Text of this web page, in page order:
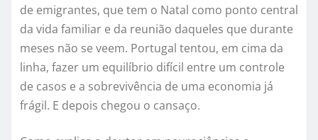
de emigrantes, que tem o Natal como ponto central
da vida familiar e da reunião daqueles que durante
meses não se veem. Portugal tentou, em cima da
linha, fazer um equilíbrio difícil entre um controle
de casos e a sobrevivência de uma economia já
frágil. E depois chegou o cansaço.